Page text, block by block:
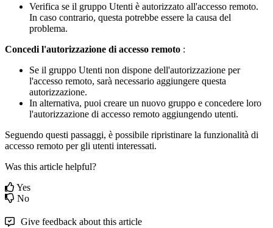
Verifica se il gruppo Utenti è autorizzato all'accesso remoto.
In caso contrario, questa potrebbe essere la causa del
problema.
Concedi l'autorizzazione di accesso remoto :
Se il gruppo Utenti non dispone dell'autorizzazione per
l'accesso remoto, sarà necessario aggiungere questa
autorizzazione.
In alternativa, puoi creare un nuovo gruppo e concedere loro
l'autorizzazione di accesso remoto aggiungendo utenti.
Seguendo questi passaggi, è possibile ripristinare la funzionalità di
accesso remoto per gli utenti interessati.
Was this article helpful?
Yes
No
Give feedback about this article